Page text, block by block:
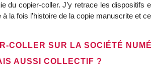
copier-coller. J’y retrace les dispositifs
la fois l’histoire de la copie manuscrite et
COLLER SUR LA SOCIÉTÉ
AUSSI COLLECTIF ?